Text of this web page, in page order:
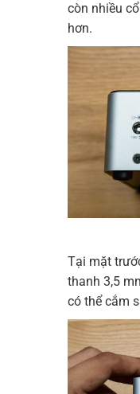
còn nhiều
hơn.
Tại mặt
thanh 3,5
có thể cắm